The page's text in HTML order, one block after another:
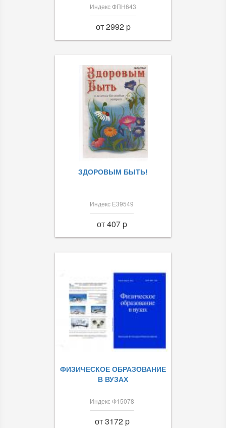
Индекс ФПН643
от 2992 p
ЗДОРОВЫМ БЫТЬ!
Индекс Е39549
от 407 p
ФИЗИЧЕСКОЕ ОБРАЗОВАНИЕ
В ВУЗАХ
Индекс Ф15078
от 3172 p